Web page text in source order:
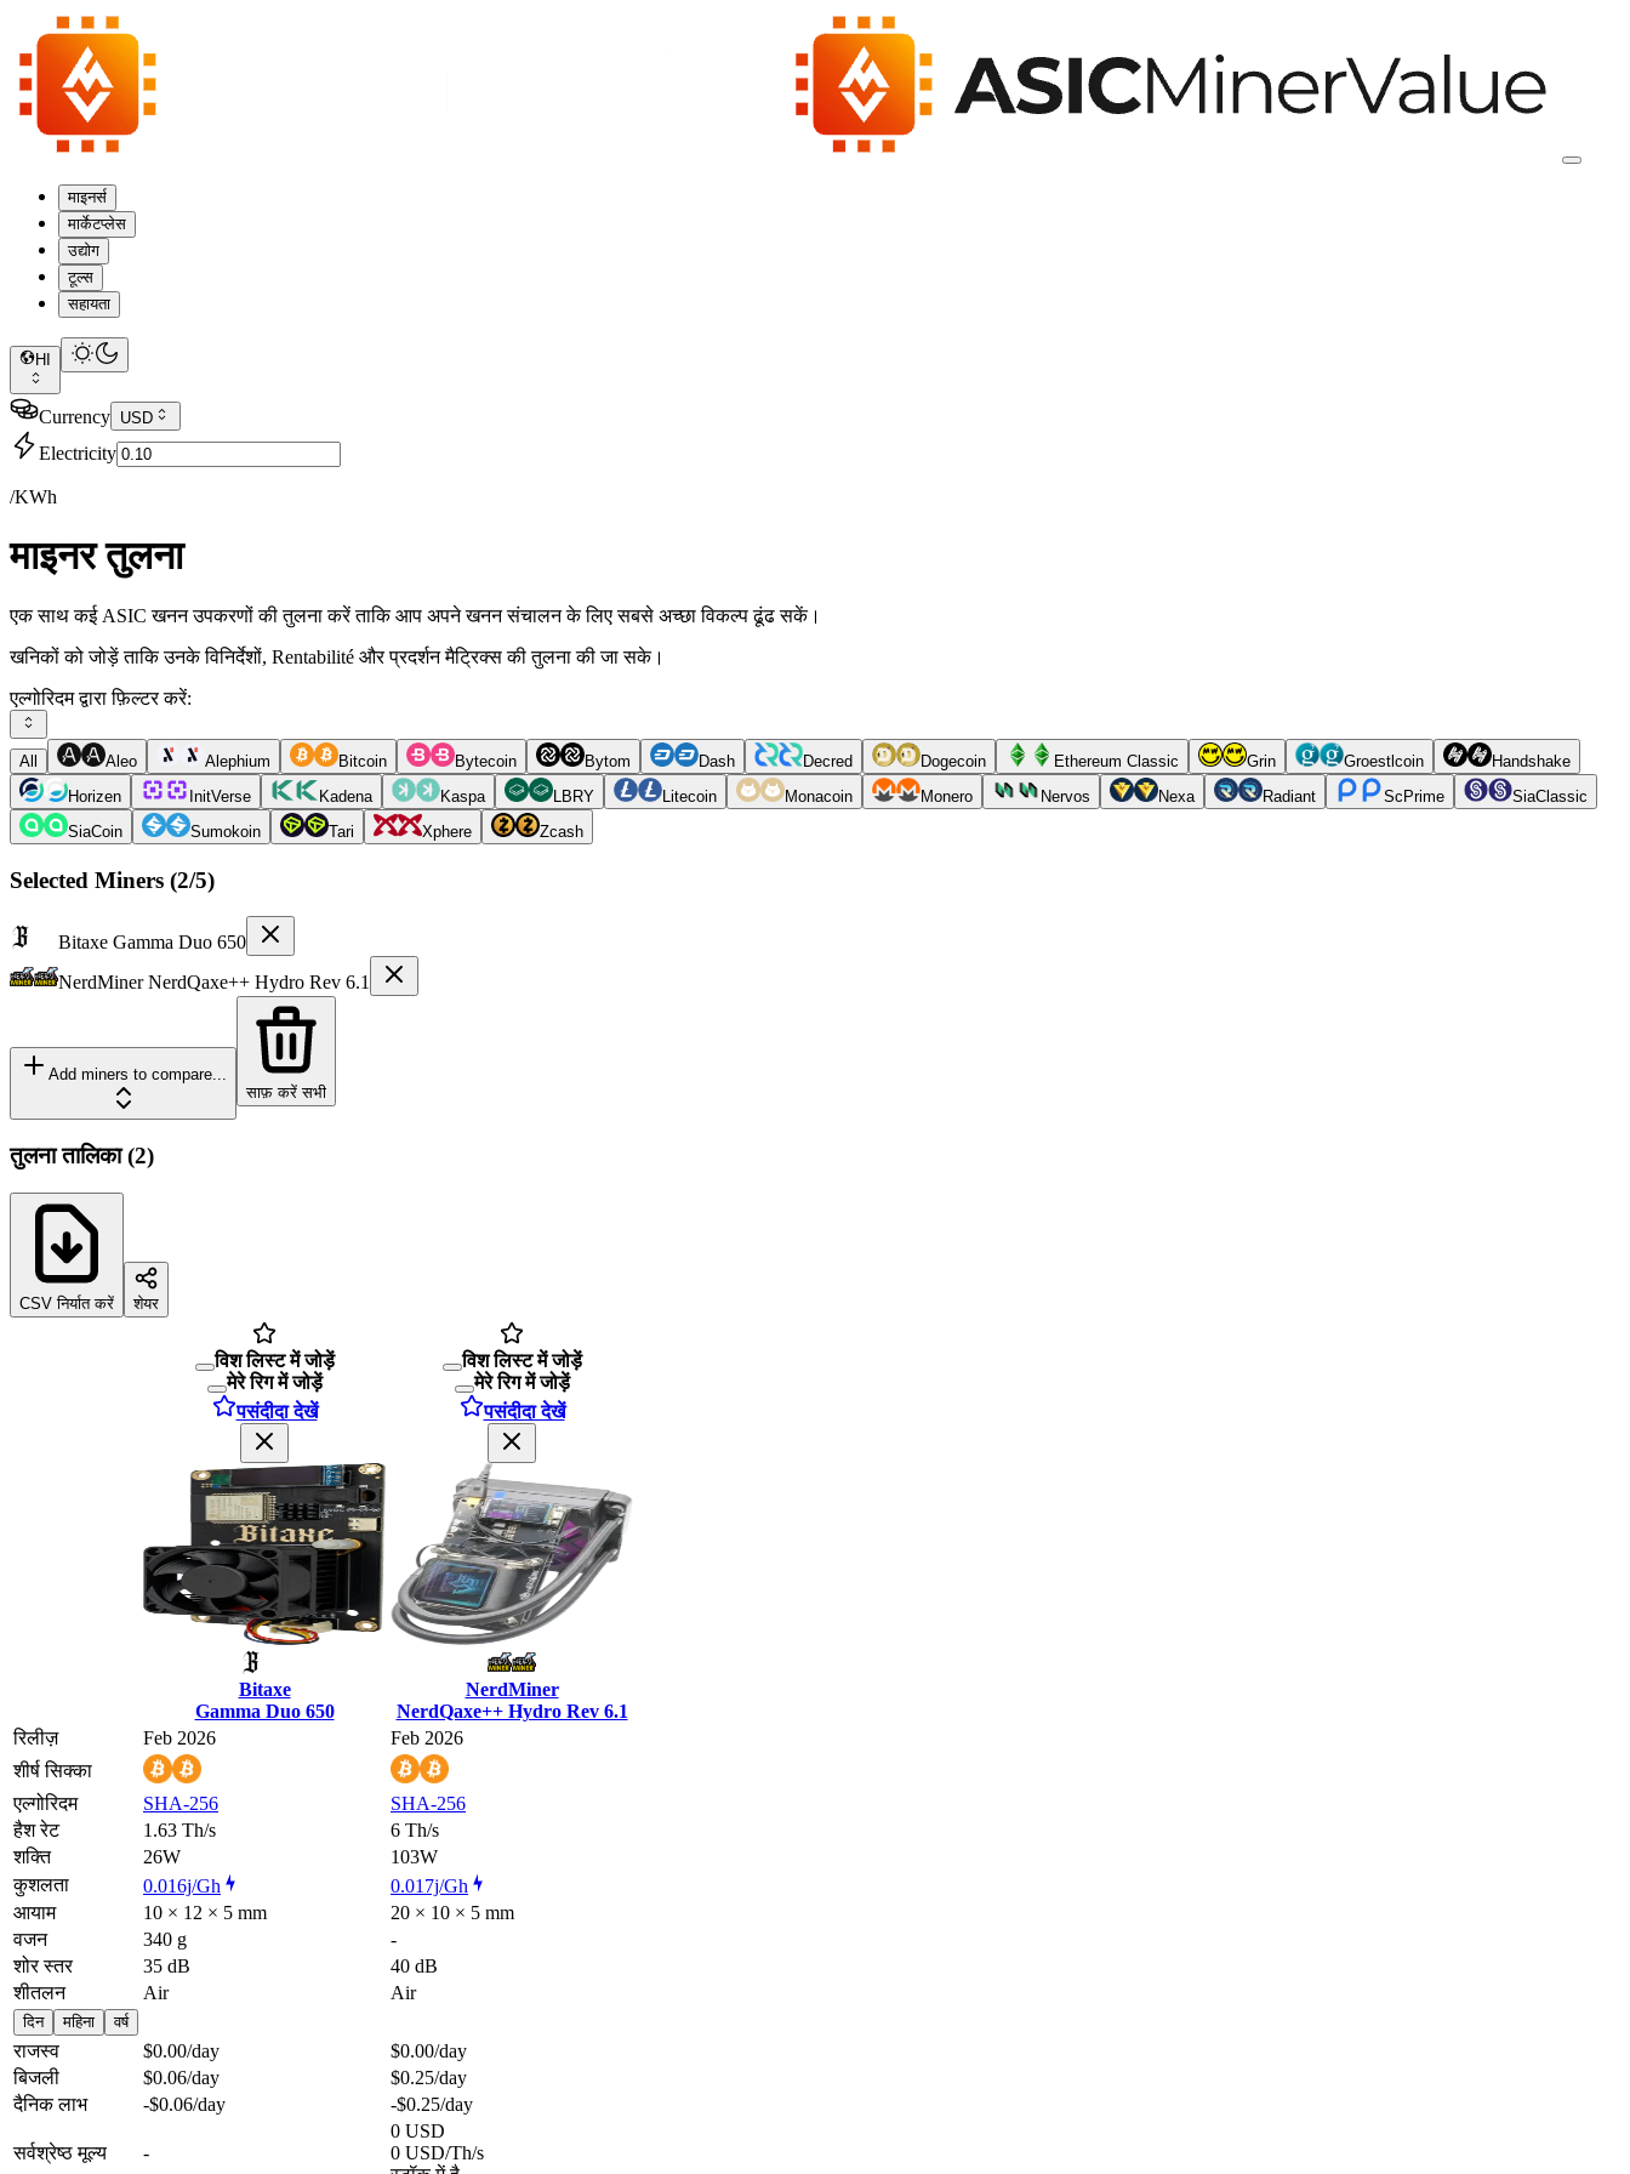
माइनर्स
मार्केटप्लेस
उद्योग
टूल्स
सहायता
HI
Currency USD
Electricity
/KWh
माइनर तुलना
एक साथ कई ASIC खनन उपकरणों की तुलना करें ताकि आप अपने खनन संचालन के लिए सबसे अच्छा विकल्प ढूंढ सकें।
खनिकों को जोड़ें ताकि उनके विनिर्देशों, Rentabilité और प्रदर्शन मैट्रिक्स की तुलना की जा सके।
एल्गोरिदम द्वारा फ़िल्टर करें:
All Aleo Alephium Bitcoin Bytecoin Bytom Dash Decred Dogecoin Ethereum Classic Grin Groestlcoin
Handshake
Horizen
InitVerse Kadena Kaspa LBRY Litecoin Monacoin Monero Nervos Nexa Radiant ScPrime
SiaClassic
SiaCoin
Sumokoin Tari Xphere Zcash
Selected Miners (2/5)
Bitaxe Gamma Duo 650
NerdMiner NerdQaxe++ Hydro Rev 6.1
Add miners to compare...
साफ़ करें सभी
तुलना तालिका(2)
CSV निर्यात करें शेयर
विश लिस्ट में जोड़ें
मेरे रिग में जोड़ें
पसंदीदा देखें
Bitaxe
Gamma Duo 650
विश लिस्ट में जोड़ें
मेरे रिग में जोड़ें
पसंदीदा देखें
NerdMiner
NerdQaxe++ Hydro Rev 6.1
रिलीज़
Feb 2026
Feb 2026
शीर्ष सिक्का
एल्गोरिदम
SHA-256
SHA-256
हैश रेट
1.63 Th/s
6 Th/s
शक्ति
26W
103W
कुशलता
0.016j/Gh
0.017j/Gh
आयाम
10 × 12 × 5 mm
20 × 10 × 5 mm
वजन
340 g
-
शोर स्तर
35 dB
40 dB
शीतलन
Air Air
दिन महिना वर्ष
राजस्व $0.00/day $0.00/day
बिजली
$0.06/day $0.25/day
दैनिक लाभ
-$0.06/day -$0.25/day
सर्वश्रेष्ठ मूल्य -
0 USD
0 USD/Th/s